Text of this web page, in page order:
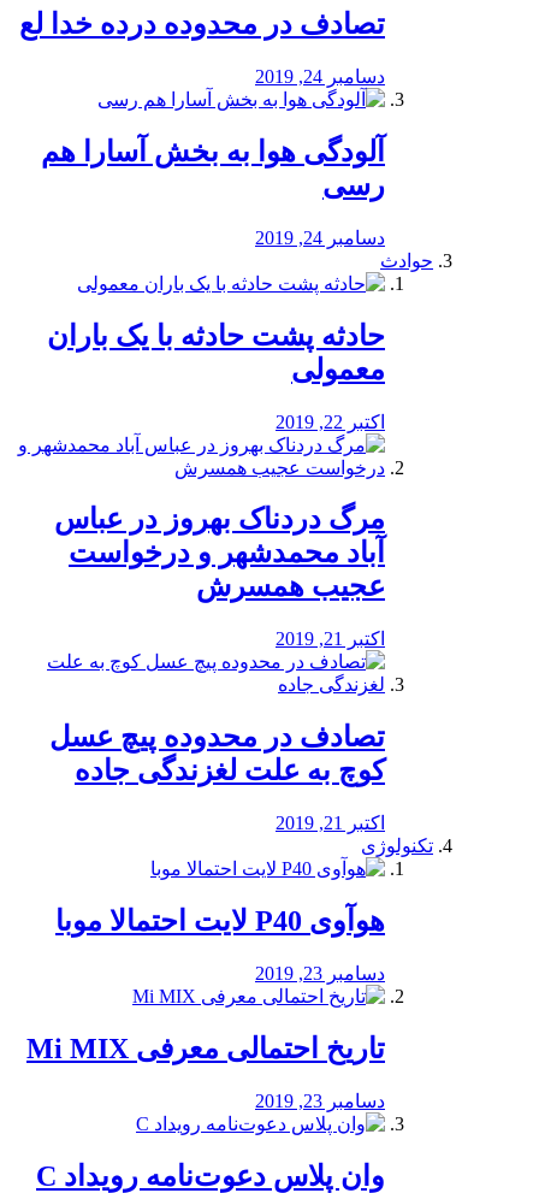
تصادف در محدوده درده خدا لع
دسامبر 24, 2019
آلودگی هوا به بخش آسارا هم
رسی
دسامبر 24, 2019
حوادث
️حادثه پشت حادثه با یک باران
معمولی
اکتبر 22, 2019
مرگ دردناک بهروز در عباس
آباد محمدشهر و درخواست
عجیب همسرش
اکتبر 21, 2019
تصادف در محدوده پیچ عسل
کوچ به علت لغزندگی جاده
اکتبر 21, 2019
تکنولوژی
هوآوی P40 لایت احتمالا موبا
دسامبر 23, 2019
تاریخ احتمالی معرفی Mi MIX
دسامبر 23, 2019
وان پلاس دعوت‌نامه رویداد C